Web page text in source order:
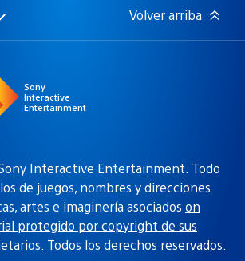
Volver arriba
Sony
Interactive
Entertainment
Interactive Entertainment. Todo
de juegos, nombres y direcciones
artes e imaginería asociados on
protegido por copyright de sus
. Todos los derechos reservados.